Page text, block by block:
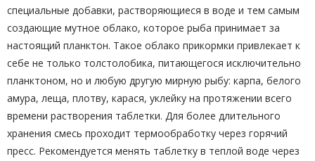
специальные добавки, растворяющиеся в воде и тем самым
создающие мутное облако, которое рыба принимает за
настоящий планктон. Такое облако прикормки привлекает к
себе не только толстолобика, питающегося исключительно
планктоном, но и любую другую мирную рыбу: карпа, белого
амура, леща, плотву, карася, уклейку на протяжении всего
времени растворения таблетки. Для более длительного
хранения смесь проходит термообработку через горячий
пресс. Рекомендуется менять таблетку в теплой воде через